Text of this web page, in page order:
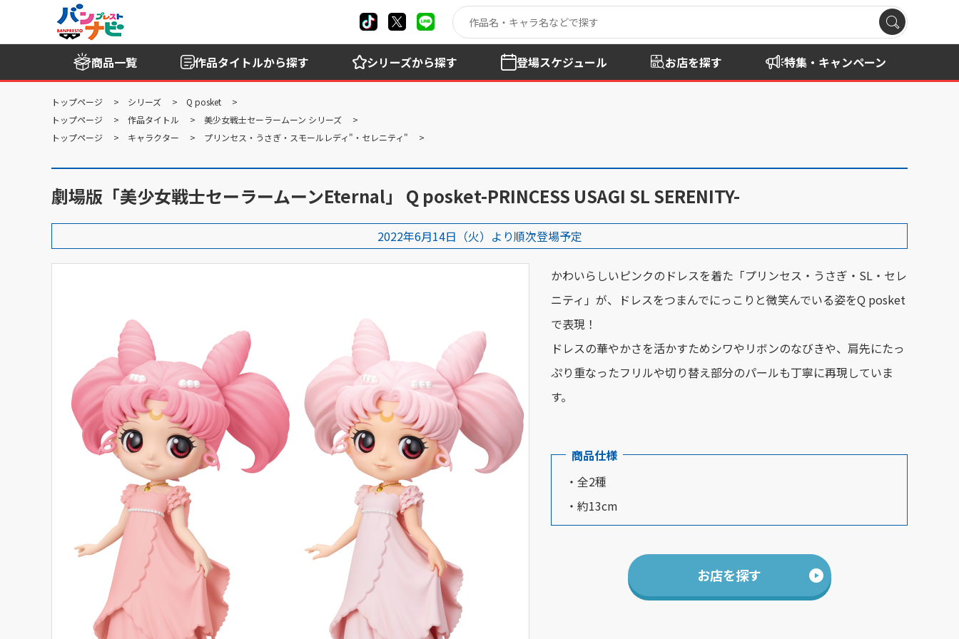
商品一覧 作品タイトルから探す シリーズから探す 登場スケジュール お店を探す 特集・キャンペーン
トップページ シリーズ
Q posket
トップページ
作品タイトル
美少女戦士セーラームーン シリーズ
トップページ
キャラクター プリンセス・うさぎ・スモールレディ"・セレニティ"
劇場版「美少女戦士セーラームーンEternal」 Q posket-PRINCESS USAGI SL SERENITY-
2022年6月14日（火）より順次登場予定
かわいらしいピンクのドレスを着た「プリンセス・うさぎ・SL・セレ
ニティ」が、ドレスをつまんでにっこりと微笑んでいる姿をQ posket
で表現！
ドレスの華やかさを活かすためシワやリボンのなびきや、肩先にたっ
ぷり重なったフリルや切り替え部分のパールも丁寧に再現していま
す。
商品仕様
・全2種
・約13cm
お店を探す